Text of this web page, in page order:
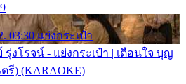
03:30 แย่งกระเป๋า
รุ่งโรจน์ - แย่งกระเป๋า | เตือนใจ บุญ
รี) (KARAOKE)